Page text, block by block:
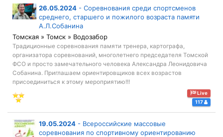
26.05.2024 - Соревнования среди спортсменов
среднего, старшего и пожилого возраста памяти
А.Л.Собанина
Томская » Томск » Водозабор
Традиционные соревнования памяти тренера, картографа,
организатора соревнований, многолетнего председателя Томской
ФСО и просто замечательного человека Александра Леонидовича
Собанина. Приглашаем ориентировщиков всех возрастов
присоединиться к этому мероприятию!!!
Live
117
19.05.2024 - Всероссийские массовые
соревнования по спортивному ориентированию